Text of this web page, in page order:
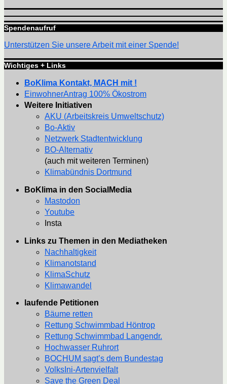
Spendenaufruf
Unterstützen Sie unsere Arbeit mit einer Spende!
Wichtiges + Links
BoKlima Kontakt, MACH mit !
EinwohnerAntrag 100% Ökostrom
Weitere Initiativen
AKU (Arbeitskreis Umweltschutz)
Bo-Aktiv
Netzwerk Stadtentwicklung
BO-Alternativ
(auch mit weiteren Terminen)
Klimabündnis Dortmund
BoKlima in den SocialMedia
Mastodon
Youtube
Insta
Links zu Themen in den Mediatheken
Nachhaltigkeit
Klimanotstand
KlimaSchutz
Klimawandel
laufende Petitionen
Bäume retten
Rettung Schwimmbad Höntrop
Rettung Schwimmbad Langendr.
Hochwasser Ruhrort
BOCHUM sagt’s dem Bundestag
VolksIni-Artenvielfalt
Save the Green Deal